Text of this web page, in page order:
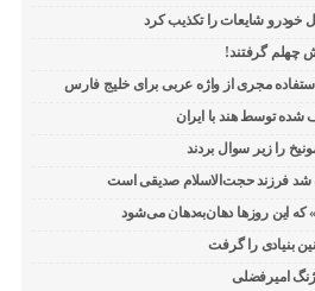
خودرو شایعات را تکذیب کرد
چهلم گرفتند!
مجری از واژه عربی برای خلیج فارس
شده توسط هند با ایران
شد فرزند حجت‌الاسلام صدیقی است
این روزها دهان‌به‌دهان می‌شود
بنیادی را گرفت